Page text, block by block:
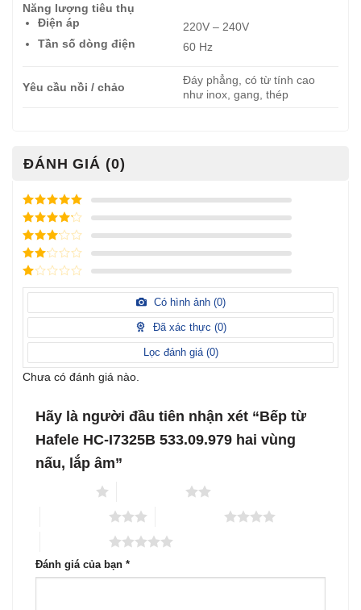
Năng lượng tiêu thụ
Điện áp
Tần số dòng điện
220V – 240V
60 Hz
Yêu cầu nồi / chảo
Đáy phẳng, có từ tính cao
như inox, gang, thép
ĐÁNH GIÁ (0)
Được xếp
hạng
5
5
sao
Được xếp
hạng
4
5
sao
Được
xếp
hạng3
5 sao
Được
hạng
sao
Được
hạng
1
sao
Có hình ảnh (0)
Đã xác thực (0)
Lọc đánh giá (0)
Chưa có đánh giá nào.
Hãy là người đầu tiên nhận xét “Bếp từ
Hafele HC-I7325B 533.09.979 hai vùng
nấu, lắp âm”
Đánh giá của bạn *